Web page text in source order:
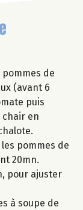
pommes de
(avant 6
puis
chair en
pommes de
20mn.
pour ajuster
à soupe de